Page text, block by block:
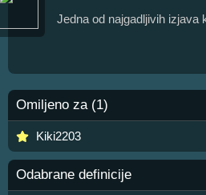
Jedna od najgadljivih izjava
Omiljeno za (1)
Kiki2203
Odabrane definicije